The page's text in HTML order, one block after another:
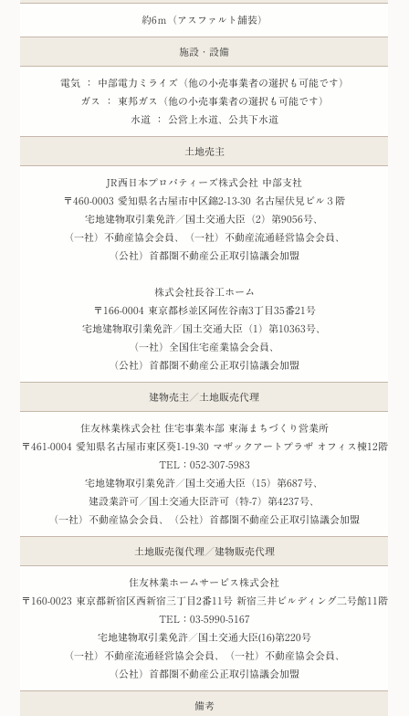
約6ｍ（アスファルト舗装）
施設・設備
電気 ： 中部電力ミライズ（他の小売事業者の選択も可能です）
ガス ： 東邦ガス（他の小売事業者の選択も可能です）
水道 ： 公営上水道、公共下水道
土地売主
JR西日本プロパティーズ株式会社 中部支社
〒460-0003 愛知県名古屋市中区錦2-13-30 名古屋伏見ビル３階
宅地建物取引業免許／国土交通大臣（2）第9056号、
（一社）不動産協会会員、（一社）不動産流通経営協会会員、
（公社）首都圏不動産公正取引協議会加盟
株式会社長谷工ホーム
〒166-0004 東京都杉並区阿佐谷南3丁目35番21号
宅地建物取引業免許／国土交通大臣（1）第10363号、
（一社）全国住宅産業協会会員、
（公社）首都圏不動産公正取引協議会加盟
建物売主／土地販売代理
住友林業株式会社 住宅事業本部 東海まちづくり営業所
〒461-0004 愛知県名古屋市東区葵1-19-30 マザックアートプラザ オフィス棟12階
TEL：052-307-5983
宅地建物取引業免許／国土交通大臣（15）第687号、
建設業許可／国土交通大臣許可（特-7）第4237号、
（一社）不動産協会会員、（公社）首都圏不動産公正取引協議会加盟
土地販売復代理／建物販売代理
住友林業ホームサービス株式会社
〒160-0023 東京都新宿区西新宿三丁目2番11号 新宿三井ビルディング二号館11階
TEL：03-5990-5167
宅地建物取引業免許／国土交通大臣(16)第220号
（一社）不動産流通経営協会会員、（一社）不動産協会会員、
（公社）首都圏不動産公正取引協議会加盟
備考